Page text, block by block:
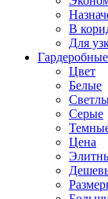
В
Для
Гардеробные
Цвет
Белые
Серые
Цена